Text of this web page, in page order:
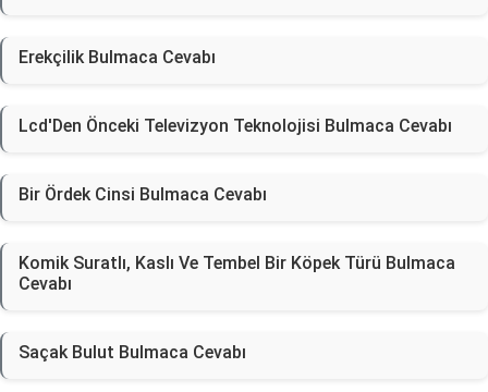
Erekçilik Bulmaca Cevabı
Lcd'Den Önceki Televizyon Teknolojisi Bulmaca Cevabı
Bir Ördek Cinsi Bulmaca Cevabı
Komik Suratlı, Kaslı Ve Tembel Bir Köpek Türü Bulmaca
Cevabı
Saçak Bulut Bulmaca Cevabı